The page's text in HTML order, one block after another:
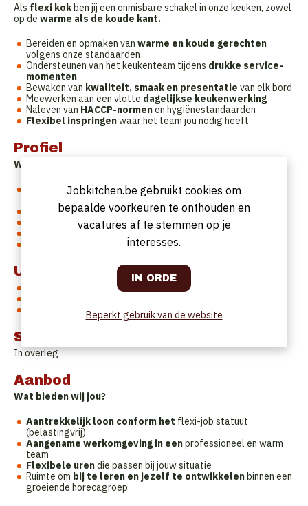
Als flexi kok ben jij een onmisbare schakel in onze keuken, zowel
op de warme als de koude kant.
Bereiden en opmaken van warme en koude gerechten
volgens onze standaarden
Ondersteunen van het keukenteam tijdens drukke service-
momenten
Bewaken van kwaliteit, smaak en presentatie van elk bord
Meewerken aan een vlotte dagelijkse keukenwerking
Naleven van HACCP-normenen hygiënestandaarden
Flexibel inspringenwaar het team jou nodig heeft
Profiel
Wie zoeken wij?
ervaring in een professionele keukenis een
pluspunt
Affiniteit met deItaliaanse keukenen kwaliteitsproducten
Flexibel, stressbestendig en collegiaal ingesteld
Hands-on mentaliteiten bereidheid om bij te leren
Uurrooster
Focus op een gezonde
work-life balance
Startdatum
In overleg
Aanbod
Wat bieden wij jou?
Aantrekkelijk loon conform het flexi-job statuut
(belastingvrij)
Aangename werkomgeving in eenprofessioneel en warm
team
Flexibele urendie passen bij jouw situatie
Ruimte om bij te leren en jezelf te ontwikkelen binnen een
groeiende horecagroep
Jobkitchen.be gebruikt cookies om
bepaalde voorkeuren te onthouden en
vacatures af te stemmen op je
interesses.
Beperkt gebruik van de website